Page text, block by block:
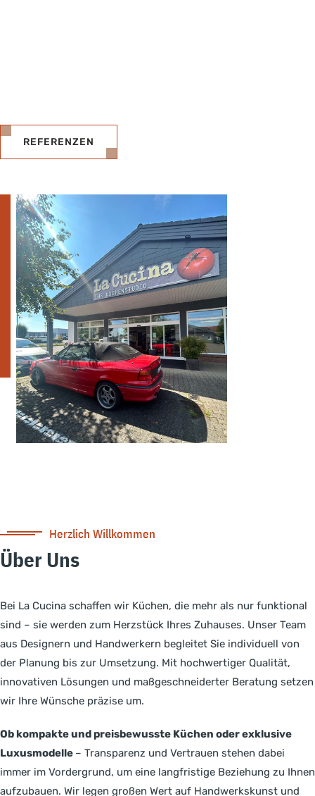
REFERENZEN
Herzlich Willkommen
Über Uns
Bei La Cucina schaffen wir Küchen, die mehr als nur funktional
sind – sie werden zum Herzstück Ihres Zuhauses. Unser Team
aus Designern und Handwerkern begleitet Sie individuell von
der Planung bis zur Umsetzung. Mit hochwertiger Qualität,
innovativen Lösungen und maßgeschneiderter Beratung setzen
wir Ihre Wünsche präzise um.
Ob kompakte und preisbewusste Küchen oder exklusive
Luxusmodelle – Transparenz und Vertrauen stehen dabei
immer im Vordergrund, um eine langfristige Beziehung zu Ihnen
aufzubauen. Wir legen großen Wert auf Handwerkskunst und